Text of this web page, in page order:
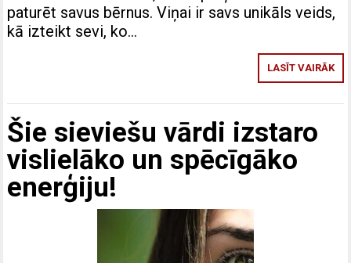
paturēt savus bērnus. Viņai ir savs unikāls veids,
kā izteikt sevi, ko…
LASĪT VAIRĀK
Šie sieviešu vārdi izstaro
vislielāko un spēcīgāko
enerģiju!